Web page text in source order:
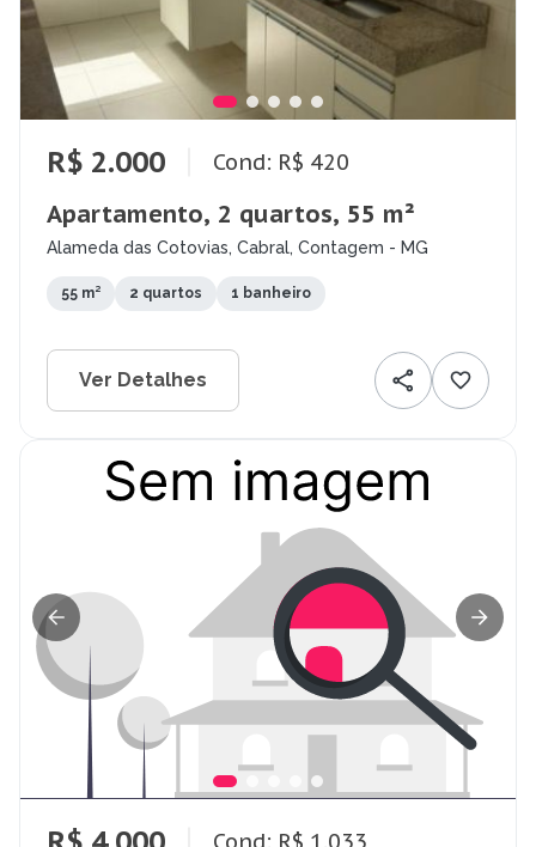
R$ 2.000 Cond: R$ 420
Apartamento, 2 quartos, 55 m²
Alameda das Cotovias, Cabral, Contagem - MG
55 m² 2 quartos 1 banheiro
Ver Detalhes
Cond: R$ 1.033